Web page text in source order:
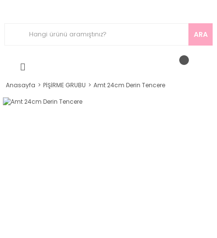
ARA
Anasayfa PİŞİRME GRUBU Amt 24cm Derin Tencere